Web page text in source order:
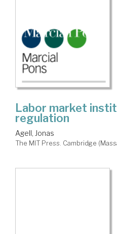
Labor market
regulation
Agell, Jonas
The MIT Press. Cambridge